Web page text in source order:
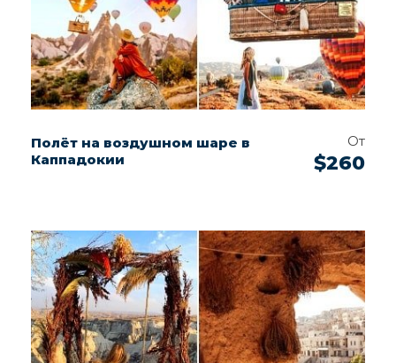
Полёт на воздушном шаре в
Каппадокии
От
$260